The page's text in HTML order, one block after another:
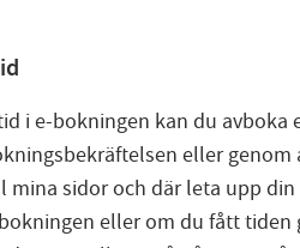
i e-bokningen kan du avboka
eller genom
mina sidor och där leta upp
eller om du fått tiden